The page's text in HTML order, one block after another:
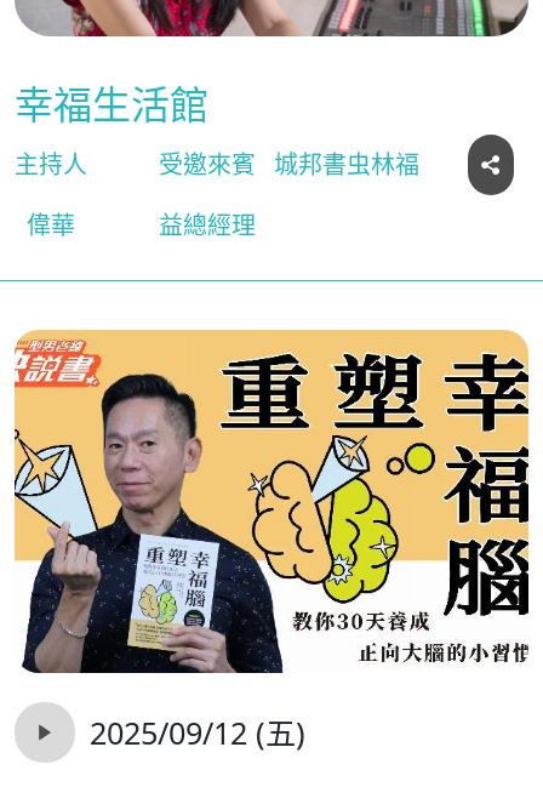
幸福生活館
主持人
偉華
受邀來賓
城邦書虫林福
益總經理
2025/09/12 (五)